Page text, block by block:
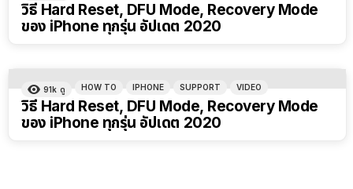
วิธี Hard Reset, DFU Mode, Recovery Mode
ของ iPhone ทุกรุ่น อัปเดต 2020
91k ดู HOW TO IPHONE SUPPORT VIDEO
วิธี Hard Reset, DFU Mode, Recovery Mode
ของ iPhone ทุกรุ่น อัปเดต 2020